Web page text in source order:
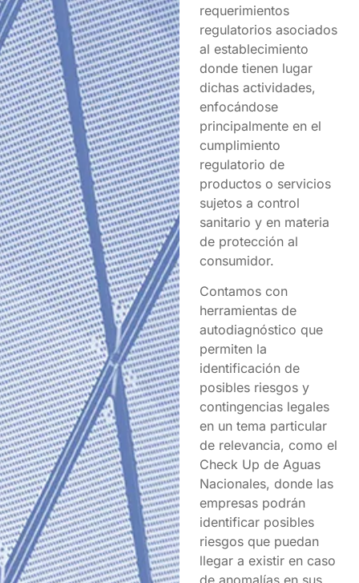
requerimientos
regulatorios asociados
al establecimiento
donde tienen lugar
dichas actividades,
enfocándose
principalmente en el
cumplimiento
regulatorio de
productos o servicios
sujetos a control
sanitario y en materia
de protección al
consumidor.
Contamos con
herramientas de
autodiagnóstico que
permiten la
identificación de
posibles riesgos y
contingencias legales
en un tema particular
de relevancia, como el
Check Up de Aguas
Nacionales, donde las
empresas podrán
identificar posibles
riesgos que puedan
llegar a existir en caso